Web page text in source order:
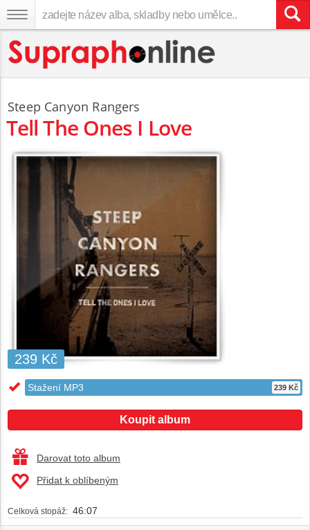
Steep Canyon Rangers
Tell The Ones I Love
239 Kč
Stažení MP3 239 Kč
Koupit album
Darovat toto album
Přidat k oblíbeným
Celková stopáž: 46:07